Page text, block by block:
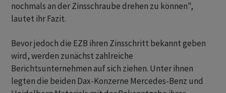
nochmals an der Zinsschraube drehen zu können",
lautet ihr Fazit.
Bevor jedoch die EZB ihren Zinsschritt bekannt geben
wird, werden zunächst zahlreiche
Berichtsunternehmen auf sich ziehen. Unter ihnen
legten die beiden Dax-Konzerne Mercedes-Benz und